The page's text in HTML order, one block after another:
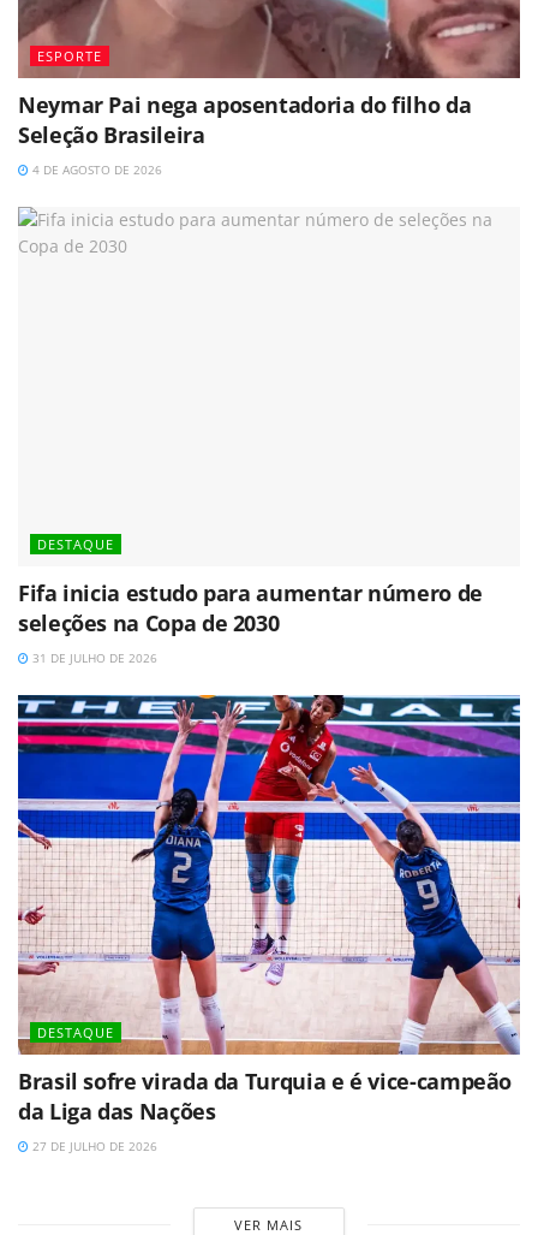
ESPORTE
Neymar Pai nega aposentadoria do filho da
Seleção Brasileira
4 DE AGOSTO DE 2026
DESTAQUE
Fifa inicia estudo para aumentar número de
seleções na Copa de 2030
31 DE JULHO DE 2026
DESTAQUE
Brasil sofre virada da Turquia e é vice-campeão
da Liga das Nações
27 DE JULHO DE 2026
VER MAIS